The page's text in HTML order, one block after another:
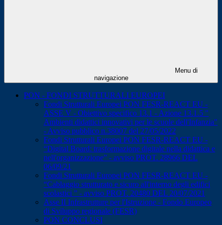
Menu di
navigazione
PON - FONDI STRUTTURALI EUROPEI
Fondi Strutturali Europei PON FESR-REACT EU -
ASSE V - Obiettivo specifico 13.1 - Azione 13.1.5 "
Ambienti didattici innovativi per le scuole dell'Infanzia"
- Avviso pubblico n.38007 del 27/05/2022
Fondi Strutturali Europei PON FESR-REACT EU -
“Digital Board: trasformazione digitale nella didattica e
nell'organizzazione” - avviso PROT. 28966 DEL
06/09/21
Fondi Strutturali Europei PON FESR-REACT EU -
“Cablaggio strutturato e sicuro all'interno degli edifici
scolastici ” - avviso PROT. 20480 DEL 20/07/2021
Asse II Infrastrutture per l'Istruzione - Fondo Europeo
di Sviluppo regionale (FESR)
PON CONCLUSI